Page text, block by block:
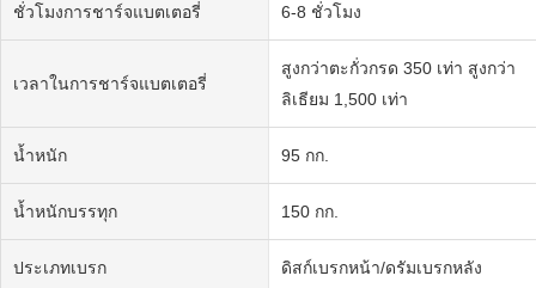
ชั่วโมงการชาร์จแบตเตอรี่ 6-8 ชั่วโมง
เวลาในการชาร์จแบตเตอรี่
สูงกว่าตะกั่วกรด 350 เท่า สูงกว่า
ลิเธียม 1,500 เท่า
น้ำหนัก 95 กก.
น้ำหนักบรรทุก 150 กก.
ประเภทเบรก ดิสก์เบรกหน้า/ดรัมเบรกหลัง